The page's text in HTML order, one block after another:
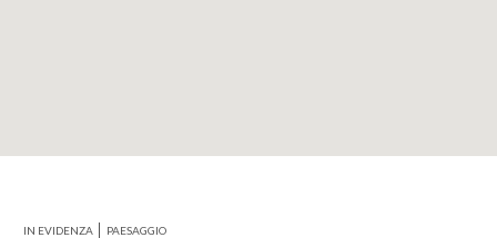
IN EVIDENZA PAESAGGIO